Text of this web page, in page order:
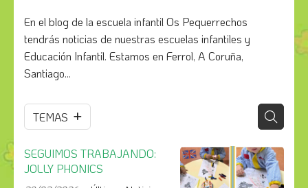
En el blog de la escuela infantil Os Pequerrechos
tendrás noticias de nuestras escuelas infantiles y
Educación Infantil. Estamos en Ferrol, A Coruña,
Santiago...
TEMAS
SEGUIMOS TRABAJANDO:
JOLLY PHONICS